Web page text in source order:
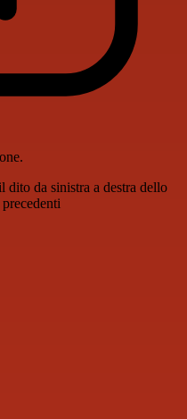
da sinistra a destra dello